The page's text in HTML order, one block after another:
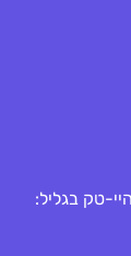
טק בגליל: